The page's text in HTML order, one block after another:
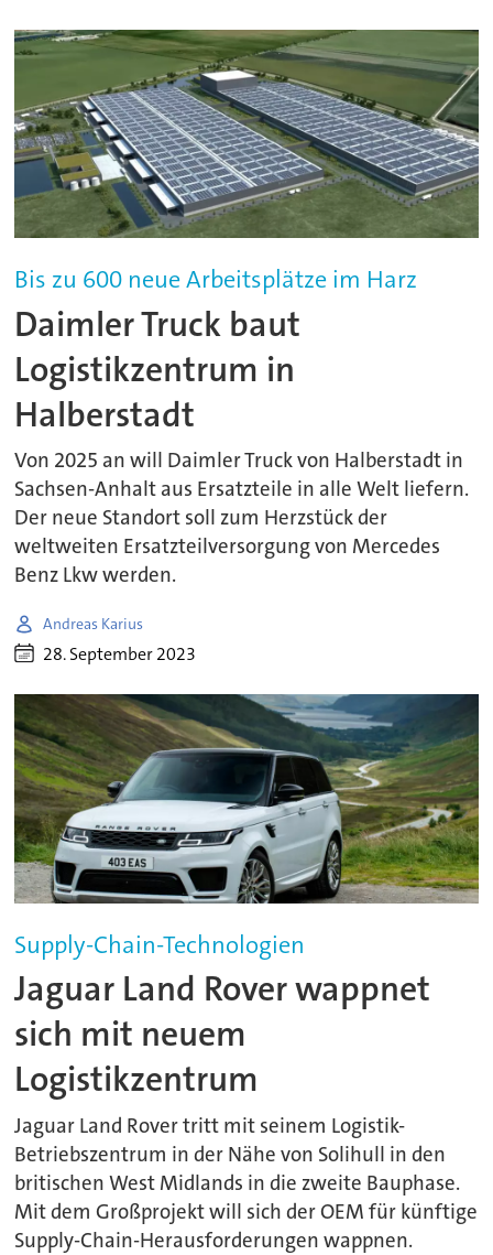
Bis zu 600 neue Arbeitsplätze im Harz
Daimler Truck baut
Logistikzentrum in
Halberstadt
Von 2025 an will Daimler Truck von Halberstadt in
Sachsen-Anhalt aus Ersatzteile in alle Welt liefern.
Der neue Standort soll zum Herzstück der
weltweiten Ersatzteilversorgung von Mercedes
Benz Lkw werden.
Andreas Karius
28. September 2023
Supply-Chain-Technologien
Jaguar Land Rover wappnet
sich mit neuem
Logistikzentrum
Jaguar Land Rover tritt mit seinem Logistik-
Betriebszentrum in der Nähe von Solihull in den
britischen West Midlands in die zweite Bauphase.
Mit dem Großprojekt will sich der OEM für künftige
Supply-Chain-Herausforderungen wappnen.